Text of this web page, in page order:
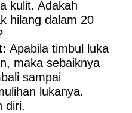
kulit. Adakah
hilang dalam 20
Apabila timbul luka
maka sebaiknya
sampai
lukanya.
diri.